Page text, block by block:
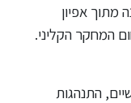
מתוך אפיון
המחקר הקליני.
התנהגות